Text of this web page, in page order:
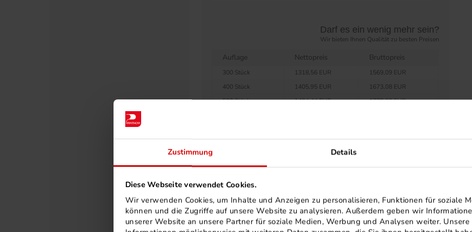
Zustimmung Details
Diese Webseite verwendet Cookies.
Wir verwenden Cookies, um Inhalte und Anzeigen zu personalisieren, Funktionen für soziale
können und die Zugriffe auf unsere Website zu analysieren. Außerdem geben wir
unserer Website an unsere Partner für soziale Medien, Werbung und Analysen weiter.
Darf es ein wenig mehr sein?
Wir bieten Ihnen Qualität zu besten Preisen
Auflage Nettopreis Bruttopreis
300 Stück 1318,56 EUR
1569,09 EUR
400 Stück
1405,95 EUR
1673,08 EUR
500 Stück
1494,44 EUR
1778,38 EUR
1100 Stück
1200 Stück
2102,93 EUR
2502,49 EUR
1250 Stück
2150,99 EUR
2559,68 EUR
1300 Stück
2191,42 EUR
2607,79 EUR